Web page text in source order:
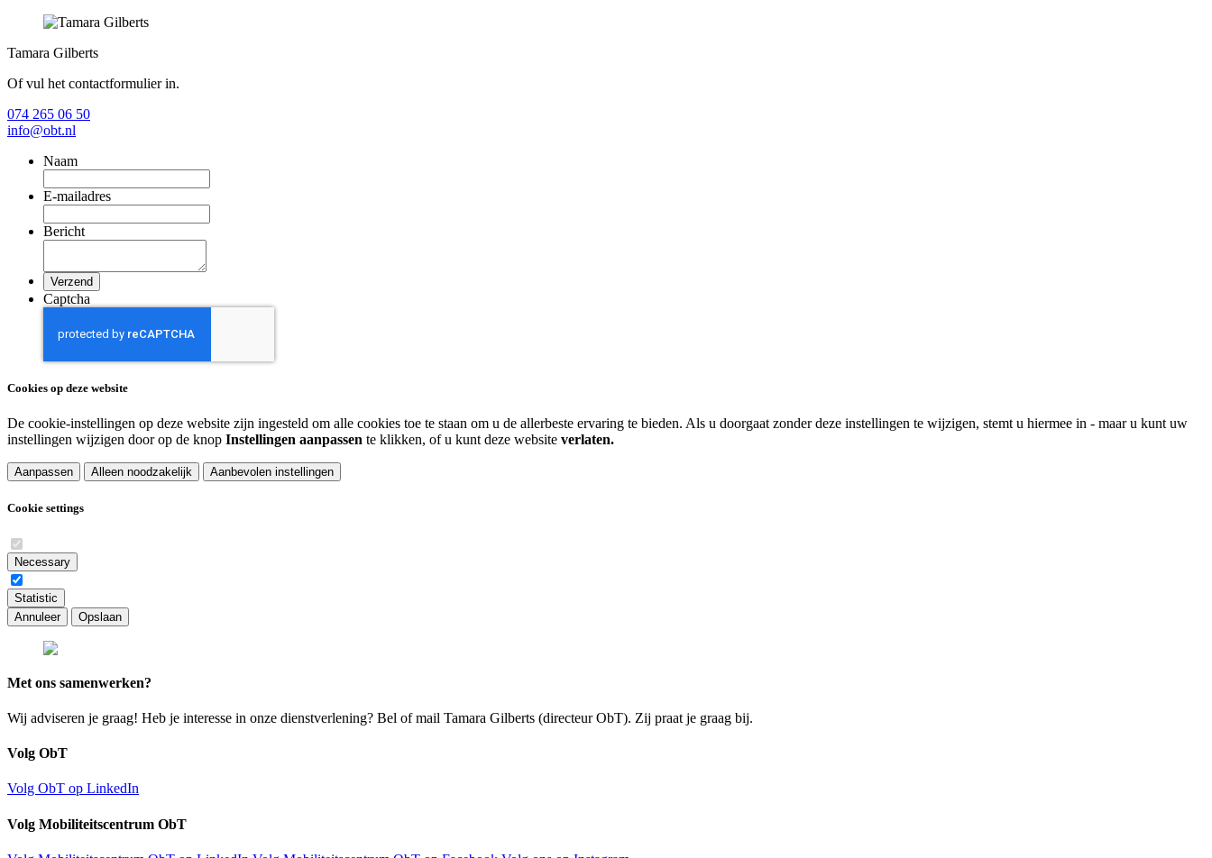
Tamara Gilberts
Of vul het contactformulier in.
074 265 06 50
info@obt.nl
Naam
E-mailadres
Bericht
Captcha
Cookies op deze website
De cookie-instellingen op deze website zijn ingesteld om alle cookies toe te staan om u de allerbeste ervaring te bieden. Als u doorgaat zonder deze instellingen te wijzigen, stemt u hiermee in - maar u kunt uw
instellingen wijzigen door op de knop Instellingen aanpassen te klikken, of u kunt deze website verlaten.
Aanpassen Alleen noodzakelijk Aanbevolen instellingen
Cookie settings
Necessary
Statistic
Annuleer
Opslaan
Met ons samenwerken?
Wij adviseren je graag! Heb je interesse in onze dienstverlening? Bel of mail Tamara Gilberts (directeur ObT). Zij praat je graag bij.
Volg ObT
Volg ObT op LinkedIn
Volg Mobiliteitscentrum ObT